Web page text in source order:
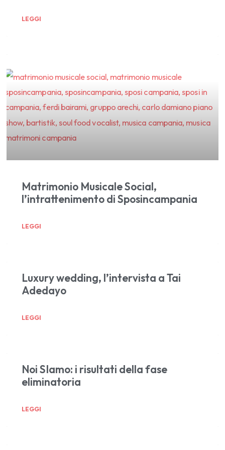
LEGGI
Matrimonio Musicale Social,
l’intrattenimento di Sposincampania
LEGGI
Luxury wedding, l’intervista a Tai
Adedayo
LEGGI
Noi SIamo: i risultati della fase
eliminatoria
LEGGI